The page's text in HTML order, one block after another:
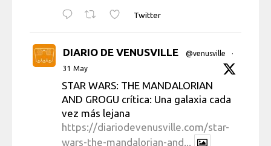
Twitter
DIARIO DE VENUSVILLE @venusville
·
31 May
STAR WARS: THE MANDALORIAN
AND GROGU crítica: Una galaxia cada
vez más lejana
https://diariodevenusville.com/star-
wars-the-mandalorian-and...